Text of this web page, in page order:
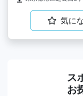
気に
ス
お